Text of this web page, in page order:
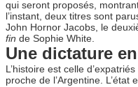
qui seront proposés,
l’instant, deux titres sont
John Hornor Jacobs, le
fin de Sophie White.
Une dictature
L’histoire est celle
proche de l’Argentine.